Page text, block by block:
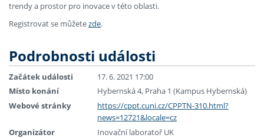
trendy a prostor pro inovace v této oblasti.
Registrovat se můžetezde.
Podrobnosti události
Začátek události
17. 6. 2021 17:00
Místo konání
Hybernská 4, Praha 1 (Kampus Hybernská)
Webové stránky
https://cppt.cuni.cz/CPPTN-310.html?
news=12721&locale=cz
Organizátor
Inovační laboratoř UK